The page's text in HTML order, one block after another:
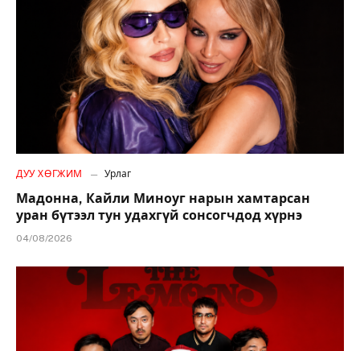
ДУУ ХӨГЖИМ Урлаг
Мадонна, Кайли Миноуг нарын хамтарсан
уран бүтээл тун удахгүй сонсогчдод хүрнэ
04/08/2026